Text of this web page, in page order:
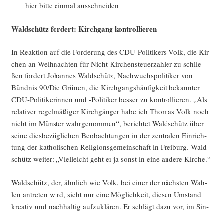
=== hier bit­te ein­mal ausschneiden ===
Wald­schütz for­dert: Kirch­gang kontrollieren
In Reak­ti­on auf die For­de­rung des CDU-Poli­ti­kers Volk, die Kir­
chen an Weih­nach­ten für Nicht-Kir­chen­steu­er­zah­ler zu schlie­
ßen for­dert Johan­nes Wald­schütz, Nach­wuchs­po­li­ti­ker von
Bünd­nis 90/Die Grü­nen, die Kirch­gangs­häu­fig­keit bekann­ter
CDU-Poli­ti­ke­rin­nen und ‑Poli­ti­ker bes­ser zu kon­trol­lie­ren. „Als
rela­ti­ver regel­mä­ßi­ger Kirch­gän­ger habe ich Tho­mas Volk noch
nicht im Müns­ter wahr­ge­nom­men“, berich­tet Wald­schütz über
sei­ne dies­be­züg­li­chen Beob­ach­tun­gen in der zen­tra­len Ein­rich­
tung der katho­li­schen Reli­gi­ons­ge­mein­schaft in Frei­burg. Wald­
schütz wei­ter: „Viel­leicht geht er ja sonst in eine ande­re Kirche.“
Wald­schütz, der, ähn­lich wie Volk, bei einer der nächs­ten Wah­
len antre­ten wird, sieht nur eine Mög­lich­keit, die­sen Umstand
krea­tiv und nach­hal­tig auf­zu­klä­ren. Er schlägt dazu vor, im Sin­